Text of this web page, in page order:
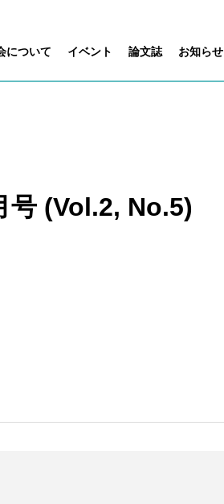
について イベント 論文誌 お知らせ
(Vol.2, No.5)